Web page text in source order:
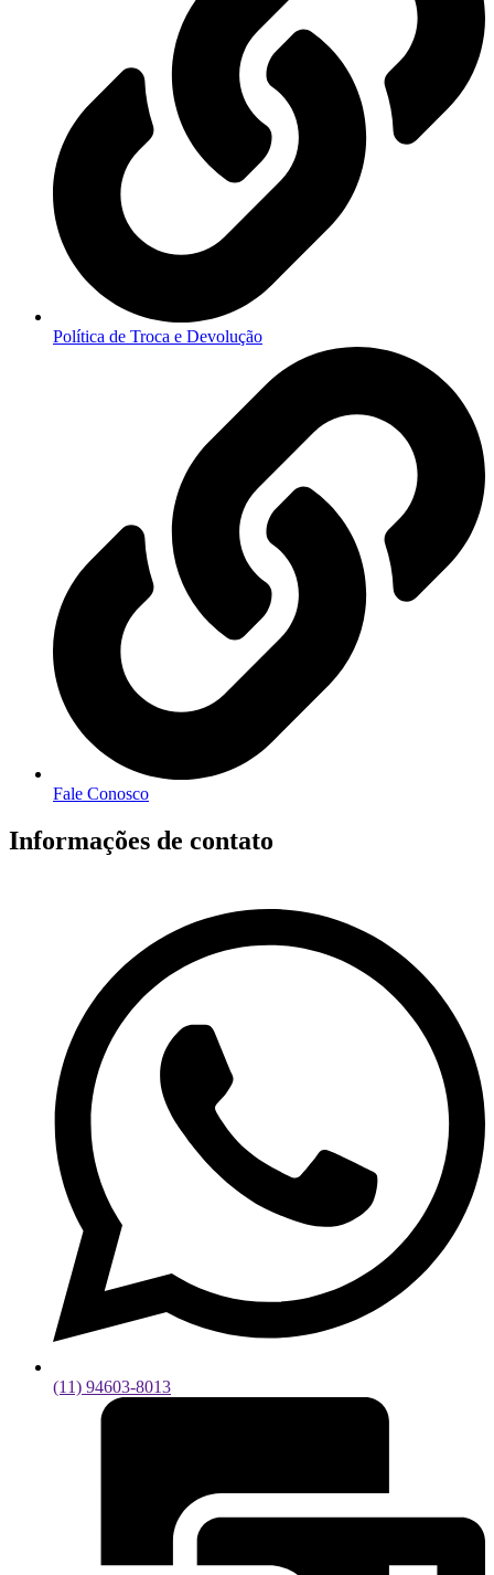
Política de Troca e Devolução
Fale Conosco
Informações de contato
(11) 94603-8013